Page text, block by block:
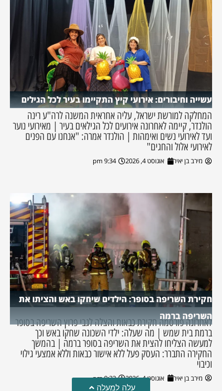
עשייה וחיבורים: אירועי קיץ התקיימו בעיר לכל הגילים
המחלקה למורשת ישראל, עליה אחראית המשנה לרה"ע רינה
הולנדר, קיימה לאחרונה אירועים לכל הגילאים בעיר | מאירועי נוער
ועד לאירועי נשים ואימהות | הולנדר אמרה: "אנחנו עם הפנים
לאירועי אלול והחגים"
מירב בן יאיר אוגוסט 4, 2026 9:34 pm
חקירת השריפה בסופר: הילדים שיחקו באש והציתו את
השריפה ברמה
לאחרונה פורסמה חקירת כבאות והצלה לגבי פרוץ השריפה בסופר
ברמת בית שמש | מה שעלה: ילדי השכונה שחקו באש וכך
למעשה הצליחו להצית את השריפה בסופר ברמה | בהמשך
החקירה התברר: העסק פעל ללא אישור כבאות וללא אמצעי גילוי
וכיבוי
מירב בן יאיר אוגוסט 4, 2026 9:33 pm
עלה למעלה